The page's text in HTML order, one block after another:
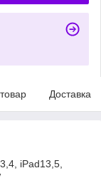
Доставка
iPad13,5,